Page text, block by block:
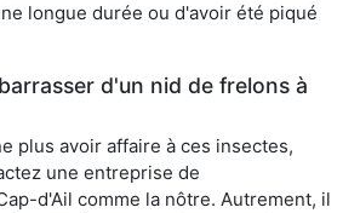
longue durée ou d'avoir été piqué
d'un nid de frelons à
plus avoir affaire à ces insectes,
une entreprise de
d'Ail comme la nôtre. Autrement, il